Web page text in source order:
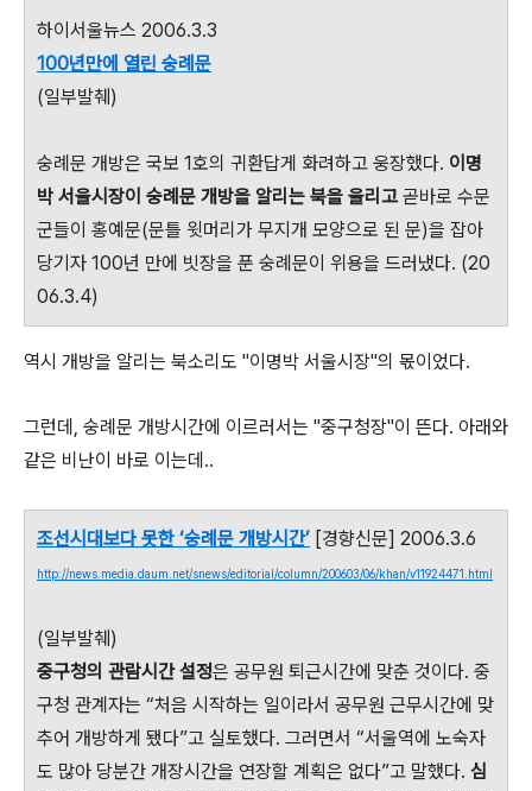
하이서울뉴스 2006.3.3
100년만에 열린 숭례문
(일부발췌)
숭례문 개방은 국보 1호의 귀환답게 화려하고 웅장했다. 이명
박 서울시장이 숭례문 개방을 알리는 북을 울리고곧바로 수문
군들이 홍예문(문틀 윗머리가 무지개 모양으로 된 문)을 잡아
당기자 100년 만에 빗장을 푼 숭례문이 위용을 드러냈다. (20
06.3.4)
역시 개방을 알리는 북소리도 "이명박 서울시장"의 몫이었다.
그런데, 숭례문 개방시간에 이르러서는 "중구청장"이 뜬다. 아래와
같은 비난이 바로 이는데..
조선시대보다 못한 ‘숭례문 개방시간’ [경향신문] 2006.3.6
http://news.media.daum.net/snews/editorial/column/200603/06/khan/v11924471.html
(일부발췌)
중구청의 관람시간 설정은 공무원 퇴근시간에 맞춘 것이다. 중
구청 관계자는 “처음 시작하는 일이라서 공무원 근무시간에 맞
추어 개방하게 됐다”고 실토했다. 그러면서 “서울역에 노숙자
도 많아 당분간 개장시간을 연장할 계획은 없다”고 말했다. 심